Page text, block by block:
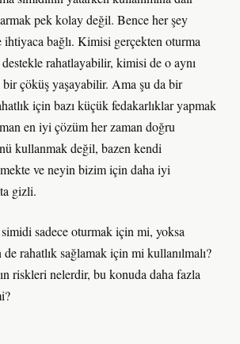
pek kolay değil. Bence her şey
bağlı. Kimisi gerçekten oturma
rahatlayabilir, kimisi de o aynı
bir çöküş yaşayabilir. Ama şu da bir
için bazı küçük fedakarlıklar yapmak
en iyi çözüm her zaman doğru
kullanmak değil, bazen kendi
ve neyin bizim için daha iyi
gizli.
sadece oturmak için mi, yoksa
rahatlık sağlamak için mi kullanılmalı?
riskleri nelerdir, bu konuda daha fazla